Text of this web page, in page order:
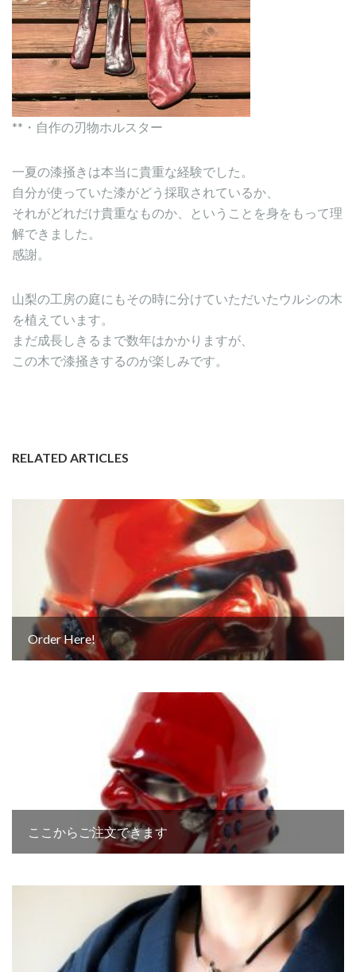
**・自作の刃物ホルスター
一夏の漆掻きは本当に貴重な経験でした。
自分が使っていた漆がどう採取されているか、
それがどれだけ貴重なものか、ということを身をもって理
解できました。
感謝。
山梨の工房の庭にもその時に分けていただいたウルシの木
を植えています。
まだ成長しきるまで数年はかかりますが、
この木で漆掻きするのが楽しみです。
RELATED ARTICLES
Order Here!
ここからご注文できます